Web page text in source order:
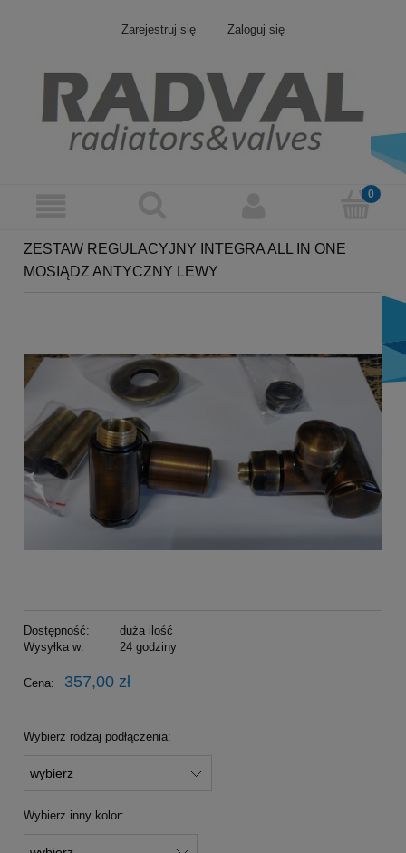
Zarejestruj się Zaloguj się
ZESTAW REGULACYJNY INTEGRA ALL IN ONE
MOSIĄDZ ANTYCZNY LEWY
Dostępność:
duża ilość
Wysyłka w:
24 godziny
Cena: 357,00 zł
Wybierz rodzaj podłączenia:
Wybierz inny kolor: